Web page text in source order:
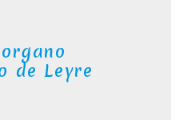
de Leyre